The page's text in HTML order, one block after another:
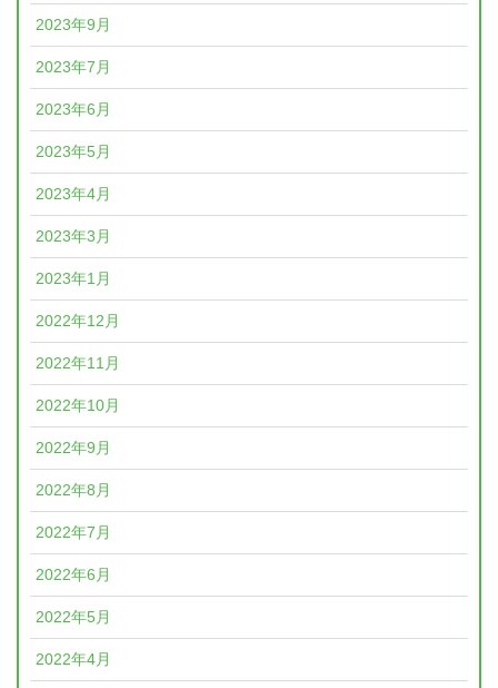
2023年9月
2023年7月
2023年6月
2023年5月
2023年4月
2023年3月
2023年1月
2022年12月
2022年11月
2022年10月
2022年9月
2022年8月
2022年7月
2022年6月
2022年5月
2022年4月